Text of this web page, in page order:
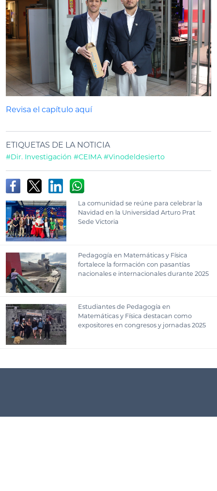
Revisa el capítulo aquí
ETIQUETAS DE LA NOTICIA
#Dir. Investigación #CEIMA #Vinodeldesierto
La comunidad se reúne para celebrar la
Navidad en la Universidad Arturo Prat
Sede Victoria
Pedagogía en Matemáticas y Física
fortalece la formación con pasantías
nacionales e internacionales durante 2025
Estudiantes de Pedagogía en
Matemáticas y Física destacan como
expositores en congresos y jornadas 2025